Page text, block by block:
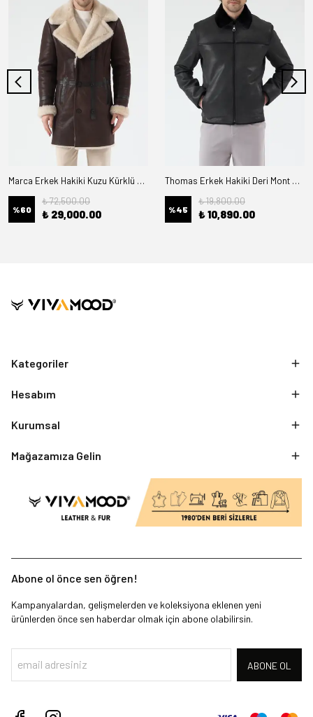
Marca Erkek Hakiki Kuzu Kürklü Deri Kaban
%60
₺ 72,500.00
₺ 29,000.00
Thomas Erkek Hakiki Deri Mont Kürk Astarlı
%45
₺ 19,800.00
₺ 10,890.00
Kategoriler
Hesabım
Kurumsal
Mağazamıza Gelin
Abone ol önce sen öğren!
Kampanyalardan, gelişmelerden ve koleksiyona eklenen yeni
ürünlerden önce sen haberdar olmak için abone olabilirsin.
ABONE OL